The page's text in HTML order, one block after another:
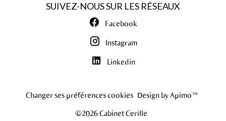
SUIVEZ-NOUS SUR LES RÉSEAUX
Facebook
Instagram
Linkedin
Changer ses préférences cookies Design byApimo™
©2026 Cabinet Cerille